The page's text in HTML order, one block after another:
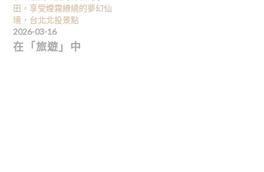
田，享受煙霧繚繞的夢幻仙
境，台北北投景點
2026-03-16
在「旅遊」中